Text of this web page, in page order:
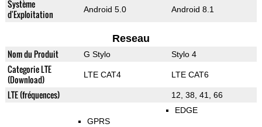
Système
d'Exploitation
Android 5.0 Android 8.1
Reseau
Nom du Produit G Stylo Stylo 4
Categorie LTE
(Download)
LTE CAT4 LTE CAT6
LTE (fréquences) 12, 38, 41, 66
GPRS
EDGE